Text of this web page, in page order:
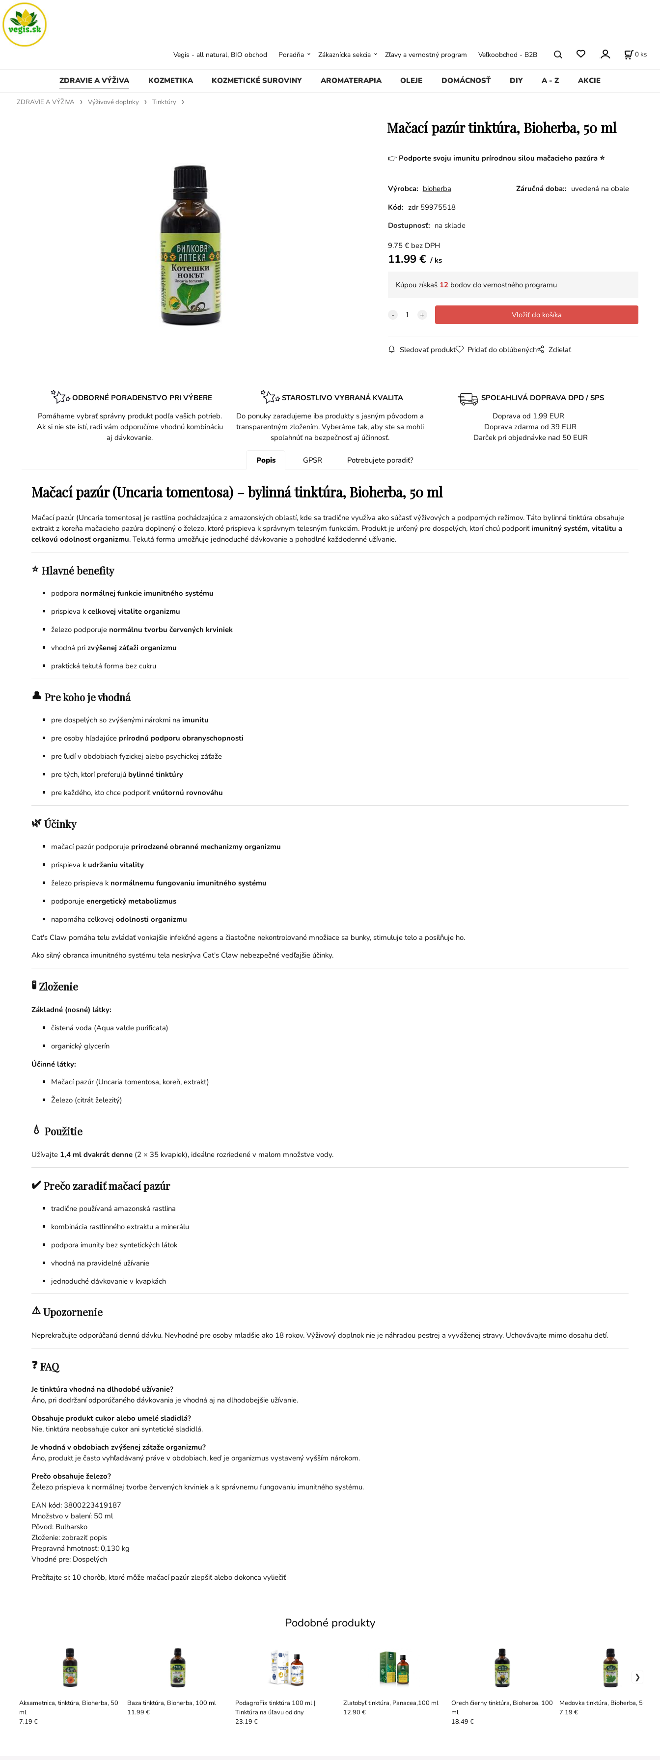
ZDRAVIE A VÝŽIVA KOZMETIKA KOZMETICKÉ SUROVINY AROMATERAPIA OLEJE DOMÁCNOSŤ DIY A - Z AKCIE
Vegis - all natural, BIO obchod Poradňa Zákaznícka sekcia Zľavy a vernostný program Veľkoobchod - B2B 0 ks
ZDRAVIE A VÝŽIVA Výživové doplnky Tinktúry
Mačací pazúr tinktúra, Bioherba, 50 ml
👉 Podporte svoju imunitu prírodnou silou mačacieho pazúra ⭐
Výrobca: bioherba Záručná doba:: uvedená na obale
Kód: zdr 59975518
Dostupnosť: na sklade
9.75€ bez DPH
11.99€ ks
Kúpou získaš 12bodov do vernostného programu
Sledovať produkt Pridať do obľúbených Zdielať
ODBORNÉ PORADENSTVO PRI VÝBERE
Pomáhame vybrať správny produkt podľa vašich potrieb.
Ak si nie ste istí, radi vám odporučíme vhodnú kombináciu
aj dávkovanie.
STAROSTLIVO VYBRANÁ KVALITA
Do ponuky zaraďujeme iba produkty s jasným pôvodom a
transparentným zložením. Vyberáme tak, aby ste sa mohli
spoľahnúť na bezpečnosť aj účinnosť.
SPOĽAHLIVÁ DOPRAVA DPD / SPS
Doprava od 1,99 EUR
Doprava zdarma od 39 EUR
Darček pri objednávke nad 50 EUR
Popis GPSR Potrebujete poradiť?
Mačací pazúr (Uncaria tomentosa) – bylinná tinktúra, Bioherba, 50 ml
Mačací pazúr (Uncaria tomentosa) je rastlina pochádzajúca z amazonských oblastí, kde sa tradične využíva ako súčasť výživových a podporných režimov. Táto bylinná tinktúra obsahuje
extrakt z koreňa mačacieho pazúra doplnený o železo, ktoré prispieva k správnym telesným funkciám. Produkt je určený pre dospelých, ktorí chcú podporiťimunitný systém, vitalitu a
celkovú odolnosť organizmu. Tekutá forma umožňuje jednoduché dávkovanie a pohodlné každodenné užívanie.
⭐ Hlavné benefity
podpora normálnej funkcie imunitného systému
prispieva k celkovej vitalite organizmu
železo podporuje normálnu tvorbu červených krviniek
vhodná pri zvýšenej záťaži organizmu
praktická tekutá forma bez cukru
👤 Pre koho je vhodná
pre dospelých so zvýšenými nárokmi na imunitu
pre osoby hľadajúce prírodnú podporu obranyschopnosti
pre ľudí v obdobiach fyzickej alebo psychickej záťaže
pre tých, ktorí preferujú bylinné tinktúry
pre každého, kto chce podporiťvnútornú rovnováhu
🌿Účinky
mačací pazúr podporuje prirodzené obranné mechanizmy organizmu
prispieva k udržaniu vitality
železo prispieva k normálnemu fungovaniu imunitného systému
podporuje energetický metabolizmus
napomáha celkovej odolnosti organizmu
Cat's Claw pomáha telu zvládať vonkajšie infekčné agens a čiastočne nekontrolované množiace sa bunky, stimuluje telo a posilňuje ho.
Ako silný obranca imunitného systému tela neskrýva Cat's Claw nebezpečné vedľajšie účinky.
🧪 Zloženie
Základné (nosné) látky:
čistená voda (Aqua valde purificata)
organický glycerín
Účinné látky:
Mačací pazúr (Uncaria tomentosa, koreň, extrakt)
Železo (citrát železitý)
💧 Použitie
Užívajte 1,4 ml dvakrát denne(2 × 35 kvapiek), ideálne rozriedené v malom množstve vody.
✔️ Prečo zaradiť mačací pazúr
tradične používaná amazonská rastlina
kombinácia rastlinného extraktu a minerálu
podpora imunity bez syntetických látok
vhodná na pravidelné užívanie
jednoduché dávkovanie v kvapkách
⚠️Upozornenie
Neprekračujte odporúčanú dennú dávku. Nevhodné pre osoby mladšie ako 18 rokov. Výživový doplnok nie je náhradou pestrej a vyváženej stravy. Uchovávajte mimo dosahu detí.
❓FAQ
Je tinktúra vhodná na dlhodobé užívanie?
Áno, pri dodržaní odporúčaného dávkovania je vhodná aj na dlhodobejšie užívanie.
Obsahuje produkt cukor alebo umelé sladidlá?
Nie, tinktúra neobsahuje cukor ani syntetické sladidlá.
Je vhodná v obdobiach zvýšenej záťaže organizmu?
Áno, produkt je často vyhľadávaný práve v obdobiach, keď je organizmus vystavený vyšším nárokom.
Prečo obsahuje železo?
Železo prispieva k normálnej tvorbe červených krviniek a k správnemu fungovaniu imunitného systému.
EAN kód: 3800223419187
Množstvo v balení: 50 ml
Pôvod: Bulharsko
Zloženie: zobraziť popis
Prepravná hmotnosť: 0,130 kg
Vhodné pre: Dospelých
Prečítajte si: 10 chorôb, ktoré môže mačací pazúr zlepšiť alebo dokonca vyliečiť
Podobné produkty
Aksametnica, tinktúra, Bioherba, 50
ml
7.19 €
Baza tinktúra, Bioherba, 100 ml
11.99 €
PodagroFix tinktúra 100 ml |
Tinktúra na úľavu od dny
23.19 €
Zlatobyľ tinktúra, Panacea,100 ml
12.90 €
Orech čierny tinktúra, Bioherba, 100
ml
18.49 €
Medovka tinktúra, Bioherba, 50 ml
7.19 €